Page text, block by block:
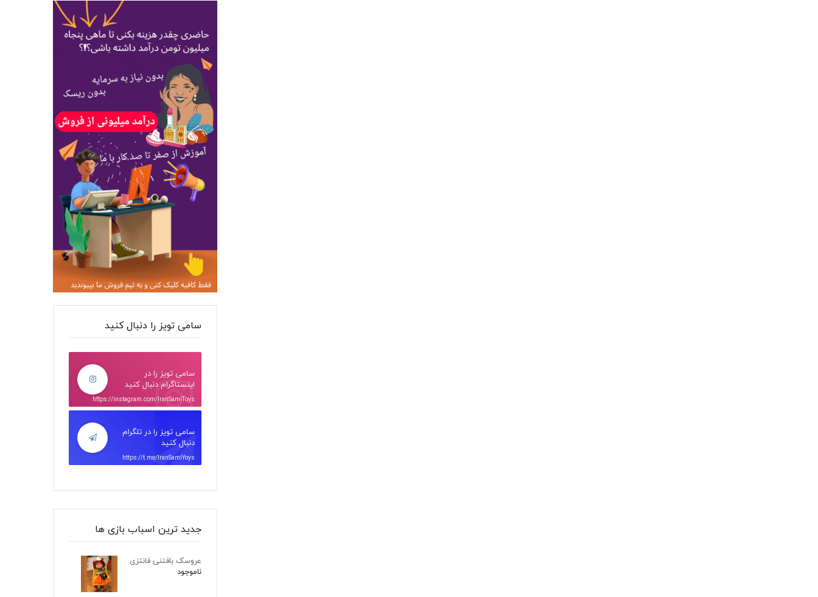
سامی تویز را دنبال کنید
سامی تویز را در
اینستاگرام دنبال کنید
https://instagram.com/IranSamiToys
سامی تویز را در تلگرام
دنبال کنید
https://t.me/IranSamiYoys
جدید ترین اسباب بازی ها
عروسک بافتنی فانتزی
ناموجود